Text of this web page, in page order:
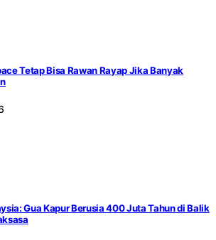
Tetap Bisa Rawan Rayap Jika Banyak
Gua Kapur Berusia 400 Juta Tahun di Balik